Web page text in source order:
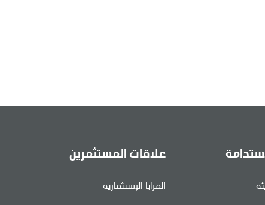
علاقات المستثمرين
المزايا الإستثمارية